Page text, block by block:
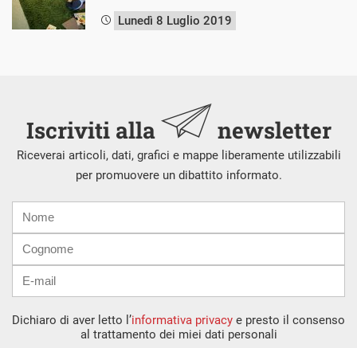
Lunedì 8 Luglio 2019
Iscriviti alla newsletter
Riceverai articoli, dati, grafici e mappe liberamente utilizzabili
per promuovere un dibattito informato.
mail
Dichiaro di aver letto l’informativa privacy e presto il consenso
al trattamento dei miei dati personali